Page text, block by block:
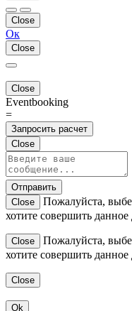
Close
Ок
Close
Close
Eventbooking
=
Запросить расчет
Close
Отправить
Close
Пожалуйста,
хотите совершить данное
Close
Пожалуйста,
хотите совершить данное
Close
Ok